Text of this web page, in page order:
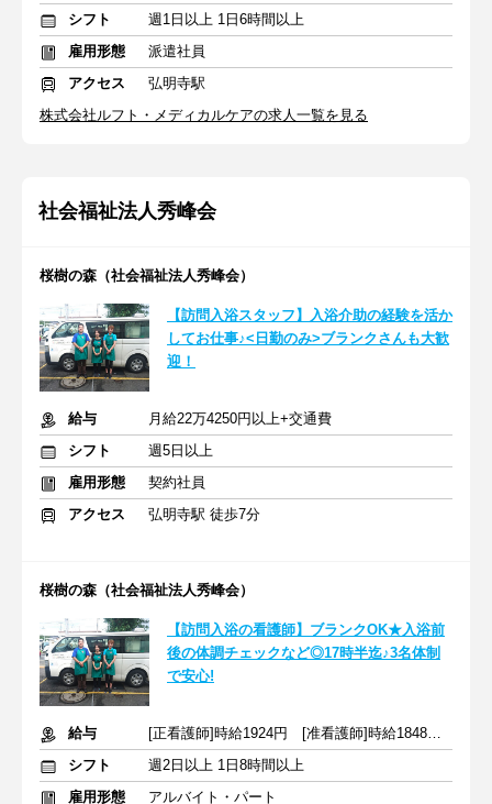
シフト
週1日以上 1日6時間以上
雇用形態
派遣社員
アクセス
弘明寺駅
株式会社ルフト・メディカルケアの求人一覧を見る
社会福祉法人秀峰会
桜樹の森（社会福祉法人秀峰会）
【訪問入浴スタッフ】入浴介助の経験を活か
してお仕事♪<日勤のみ>ブランクさんも大歓
迎！
給与
月給22万4250円以上+交通費
シフト
週5日以上
雇用形態
契約社員
アクセス
弘明寺駅 徒歩7分
桜樹の森（社会福祉法人秀峰会）
【訪問入浴の看護師】ブランクOK★入浴前
後の体調チェックなど◎17時半迄♪3名体制
で安心!
給与
[正看護師]時給1924円 [准看護師]時給1848円 ※交通費全額支給
シフト
週2日以上 1日8時間以上
雇用形態
アルバイト・パート